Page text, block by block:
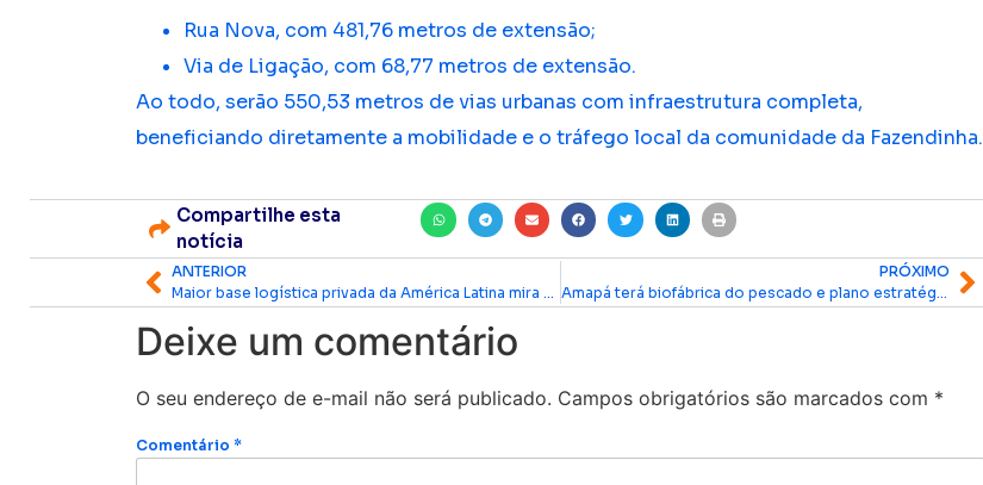
Rua Nova, com 481,76 metros de extensão;
Via de Ligação, com 68,77 metros de extensão.
Ao todo, serão 550,53 metros de vias urbanas com infraestrutura completa,
beneficiando diretamente a mobilidade e o tráfego local da comunidade da Fazendinha.
Compartilhe esta
notícia
ANTERIOR
PRÓXIMO
Deixe um comentário
O seu endereço de e-mail não será publicado. Campos obrigatórios são marcados com *
Comentário*